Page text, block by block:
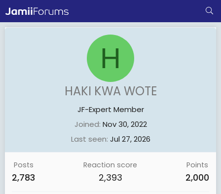
H
HAKI KWA WOTE
JF-Expert Member
Joined Nov 30, 2022
Last seen Jul 27, 2026
Posts
2,783
Reaction score
2,393
Points
2,000